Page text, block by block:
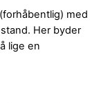
med
Her byder
lige en